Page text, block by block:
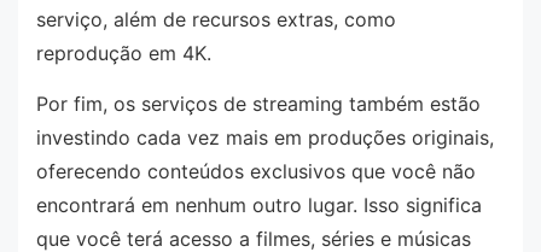
serviço, além de recursos extras, como
reprodução em 4K.
Por fim, os serviços de streaming também estão
investindo cada vez mais em produções originais,
oferecendo conteúdos exclusivos que você não
encontrará em nenhum outro lugar. Isso significa
que você terá acesso a filmes, séries e músicas